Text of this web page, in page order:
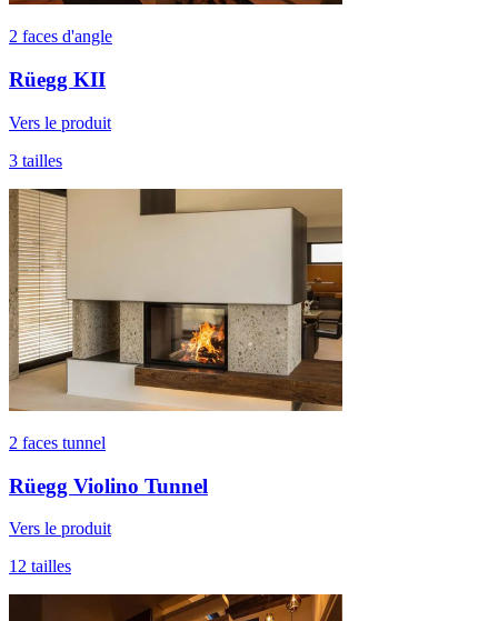
2 faces d'angle
Rüegg KII
Vers le produit
3 tailles
2 faces tunnel
Rüegg Violino Tunnel
Vers le produit
12 tailles